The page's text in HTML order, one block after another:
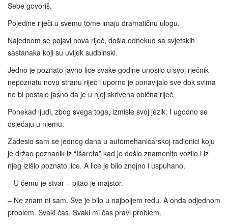
Sebe govoriš.
Pojedine riječi u svemu tome imaju dramatičnu ulogu.
Najednom se pojavi nova riječ, došla odnekud sa svjetskih
sastanaka koji su uvijek sudbinski.
Jedno je poznato javno lice svake godine unosilo u svoj rječnik
nepoznatu novu stranu riječ i uporno je ponavljalo sve dok svima
ne bi postalo jasno da je u njoj skrivena obična riječ.
Ponekad ljudi, zbog svega toga, izmisle svoj jezik. I ugodno se
osjećaju u njemu.
Zadesio sam se jednog dana u automehaničarskoj radionici koju
je držao poznanik iz “Išareta” kad je došlo znamenito vozilo i iz
njeg izišlo poznato lice. A lice je bilo znojno i uspuhano.
– U čemu je stvar – pitao je majstor.
– Ne znam ni sam. Sve je bilo u najboljem redu. A onda odjednom
problem. Svaki čas. Svaki mi čas pravi problem.